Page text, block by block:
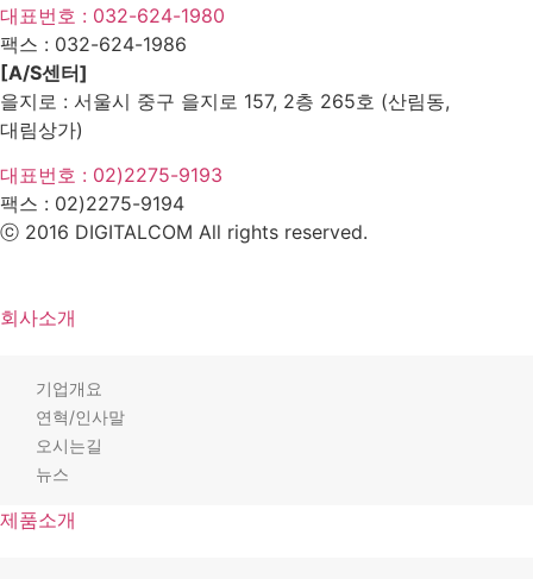
대표번호 : 032-624-1980
팩스 : 032-624-1986
[A/S센터]
을지로 : 서울시 중구 을지로 157, 2층 265호 (산림동,
대림상가)
대표번호 : 02)2275-9193
팩스 : 02)2275-9194​
ⓒ 2016 DIGITALCOM All rights reserved.
회사소개
기업개요
연혁/인사말
오시는길
뉴스
제품소개